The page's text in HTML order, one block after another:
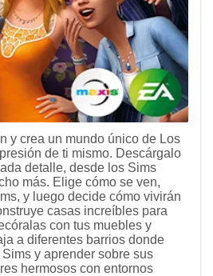
y crea un mundo único de Los
de ti mismo. Descárgalo
detalle, desde los Sims
más. Elige cómo se ven,
y luego decide cómo vivirán
casas increíbles para
con tus muebles y
a diferentes barrios donde
y aprender sobre sus
hermosos con entornos